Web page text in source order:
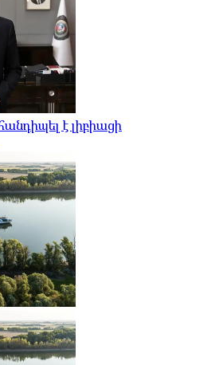
է լիբիացի